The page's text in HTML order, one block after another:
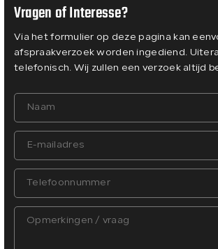
Vragen of Interesse?
Via het formulier op deze pagina kan
afspraakverzoek worden ingediend.
telefonisch. Wij zullen een verzoek altijd